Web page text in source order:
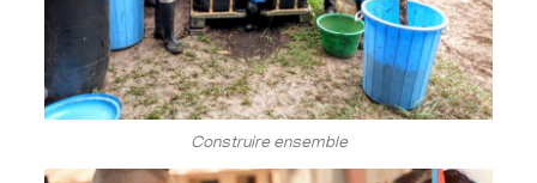
Construire ensemble